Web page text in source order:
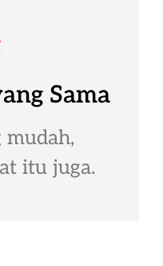
Sama
mudah,
itu juga.